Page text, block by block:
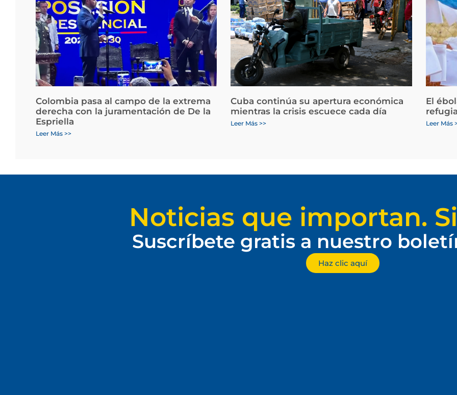
Colombia pasa al campo de la extrema
derecha con la juramentación de De la
Espriella
Leer Más >>
Cuba continúa su apertura económica
mientras la crisis escuece cada día
Leer Más >>
El
Leer Más
Noticias que importan.
Suscríbete gratis a nuestro
Haz clic aquí